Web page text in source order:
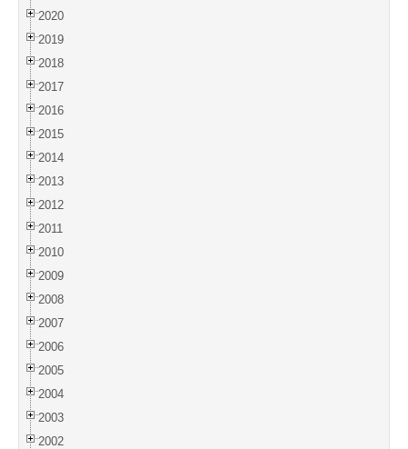
2020
2019
2018
2017
2016
2015
2014
2013
2012
2011
2010
2009
2008
2007
2006
2005
2004
2003
2002